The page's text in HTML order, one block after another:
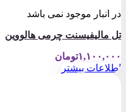
در انبار موجود نمی باشد
تل مالیفیسنت چرمی هالووین
۱,۱۰۰,۰۰۰تومان
اطلاعات بیشتر